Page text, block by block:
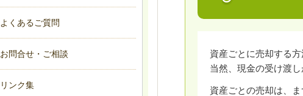
資産ごとに売却する
当然、現金の受け渡し
資産ごとの売却は、
よくあるご質問
お問合せ・ご相談
リンク集